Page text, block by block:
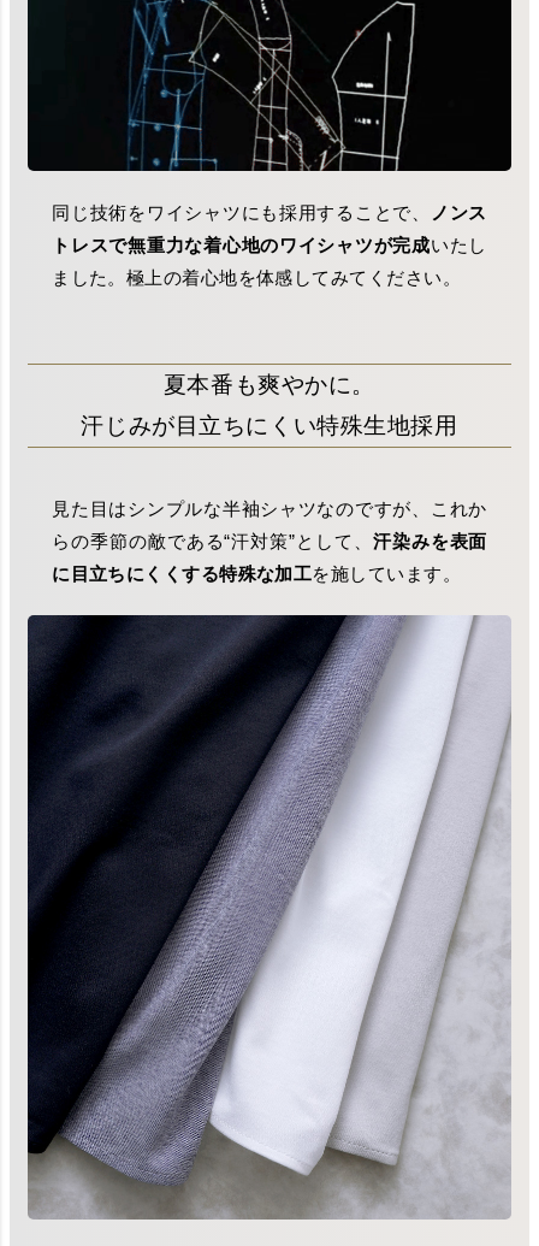
同じ技術をワイシャツにも採用することで、
ノンス
トレスで無重力な着心地のワイシャツが完成いたし
ました。極上の着心地を体感してみてください。
夏本番も爽やかに。
汗じみが目立ちにくい特殊生地採用
見た目はシンプルな半袖シャツなのですが、これか
らの季節の敵である“汗対策”として、 汗染みを表面
に目立ちにくくする特殊な加工を施しています。